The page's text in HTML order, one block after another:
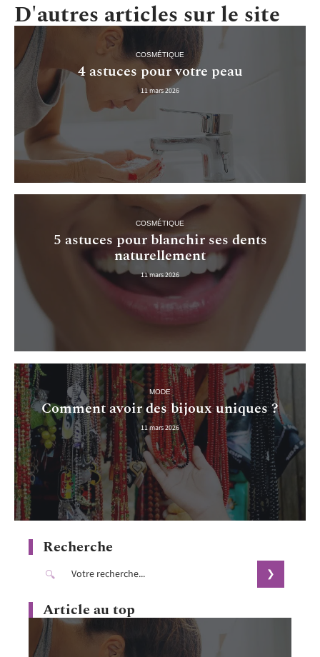
D'autres articles sur le site
COSMÉTIQUE
4 astuces pour votre peau
11 mars 2026
COSMÉTIQUE
5 astuces pour blanchir ses dents
naturellement
11 mars 2026
MODE
Comment avoir des bijoux uniques ?
11 mars 2026
Recherche
Article au top